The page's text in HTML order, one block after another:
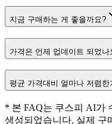
지금 구매하는 게 좋을까요?
가격은 언제 업데이트 되었나
평균 가격대비 얼마나 저렴한
* 본 FAQ는 쿠스피 AI가
생성되었습니다. 실제 구